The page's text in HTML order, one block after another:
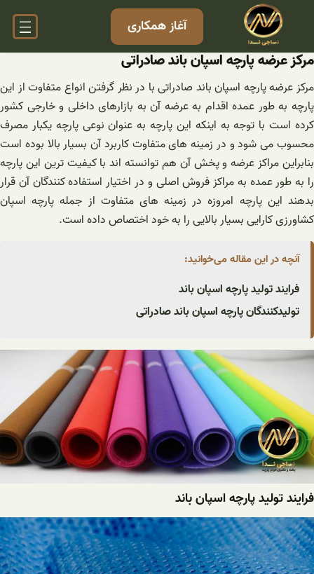
آغاز همکاری
مرکز عرضه پارچه اسپان باند صادراتی
مرکز عرضه پارچه اسپان باند صادراتی با در نظر گرفتن انواع متفاوت از این
پارچه به طور عمده اقدام به عرضه آن به بازارهای داخلی و خارجی کشور
کرده است با توجه به اینکه این پارچه به عنوان نوعی پارچه یکبار مصرف
محسوب می شود و در زمینه های متفاوت کاربرد آن بسیار بالا بوده است
بنابراین مراکز عرضه و پخش آن هم توانسته اند با کیفیت ترین این پارچه
را به طور عمده به مراکز فروش اصلی و در اختیار استفاده کنندگان آن قرار
بدهند این پارچه امروزه در زمینه های متفاوت از جمله پارچه اسپان
کشاورزی کارایی بسیار بالایی ‌را به خود اختصاص داده است.
آنچه در این مقاله می‌خوانید:
فرایند تولید پارچه اسپان باند
تولیدکنندگان پارچه اسپان باند صادراتی
فرایند تولید پارچه اسپان باند